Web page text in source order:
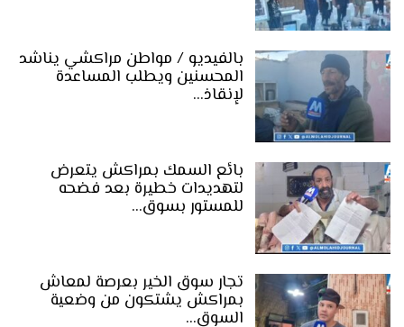
بالفيديو / مواطن مراكشي يناشد
المحسنين ويطلب المساعدة
لإنقاذ…
بائع السمك بمراكش يتعرض
لتهديدات خطيرة بعد فضحه
للمستور بسوق…
تجار سوق الخير بعرصة لمعاش
بمراكش يشتكون من وضعية
السوق…